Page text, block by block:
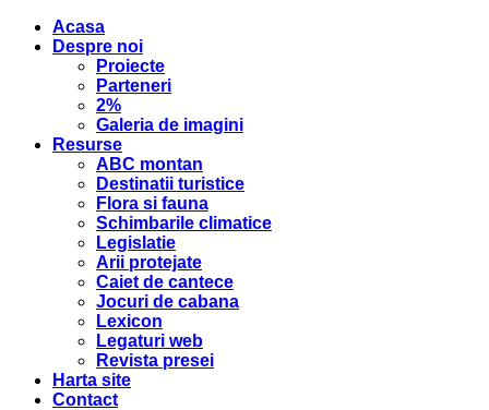
Acasa
Despre noi
Proiecte
Parteneri
2%
Galeria de imagini
Resurse
ABC montan
Destinatii turistice
Flora si fauna
Schimbarile climatice
Legislatie
Arii protejate
Caiet de cantece
Jocuri de cabana
Lexicon
Legaturi web
Revista presei
Harta site
Contact